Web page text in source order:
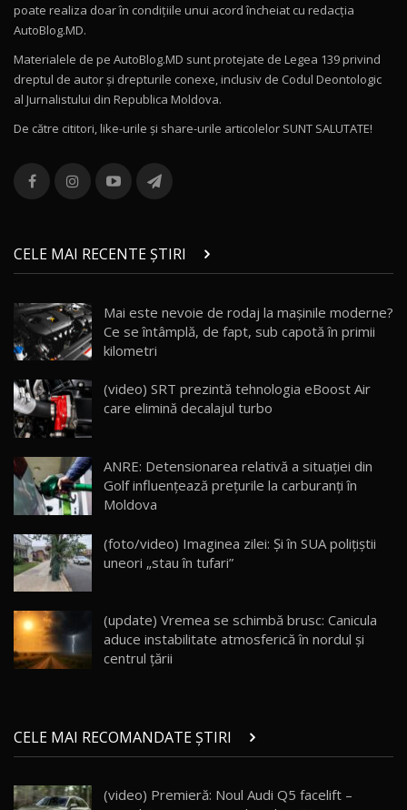
11
Noul Volvo ES90 / Test Drive AutoBlog.MD
12
Noul MG HS / Test Drive AutoBlog.MD
16:48
13
combină aventura cu luxul / AutoBlog.MD
36:08
chinez care face lumea să se întoarcă după el
/ AutoBlog.MD
17:27
15 14:37
16
AutoBlogMD
13:10
17 20:06
Va fi modelul nr.1 BYD în Moldova? BYD Seal U
30:08
AutoBlog.MD
23:36
20
Noul ZEEKR 7X / Test Drive AutoBlog.MD
29:08
21
AutoBlog.MD
16:59
Noua Mazda 6e / Test Drive AutoBlog.MD
poate realiza doar în condițiile unui acord încheiat cu redacţia
AutoBlog.MD.
Materialele de pe AutoBlog.MD sunt protejate de Legea 139 privind
dreptul de autor și drepturile conexe, inclusiv de Codul Deontologic
al Jurnalistului din Republica Moldova.
De către cititori, like-urile şi share-urile articolelor SUNT SALUTATE!
CELE MAI RECENTE ȘTIRI
Mai este nevoie de rodaj la mașinile moderne?
Ce se întâmplă, de fapt, sub capotă în primii
kilometri
(video) SRT prezintă tehnologia eBoost Air
care elimină decalajul turbo
ANRE: Detensionarea relativă a situației din
Golf influențează prețurile la carburanți în
Moldova
(foto/video) Imaginea zilei: Și în SUA polițiștii
uneori „stau în tufari”
(update) Vremea se schimbă brusc: Canicula
aduce instabilitate atmosferică în nordul și
centrul țării
CELE MAI RECOMANDATE ȘTIRI
(video) Premieră: Noul Audi Q5 facelift –